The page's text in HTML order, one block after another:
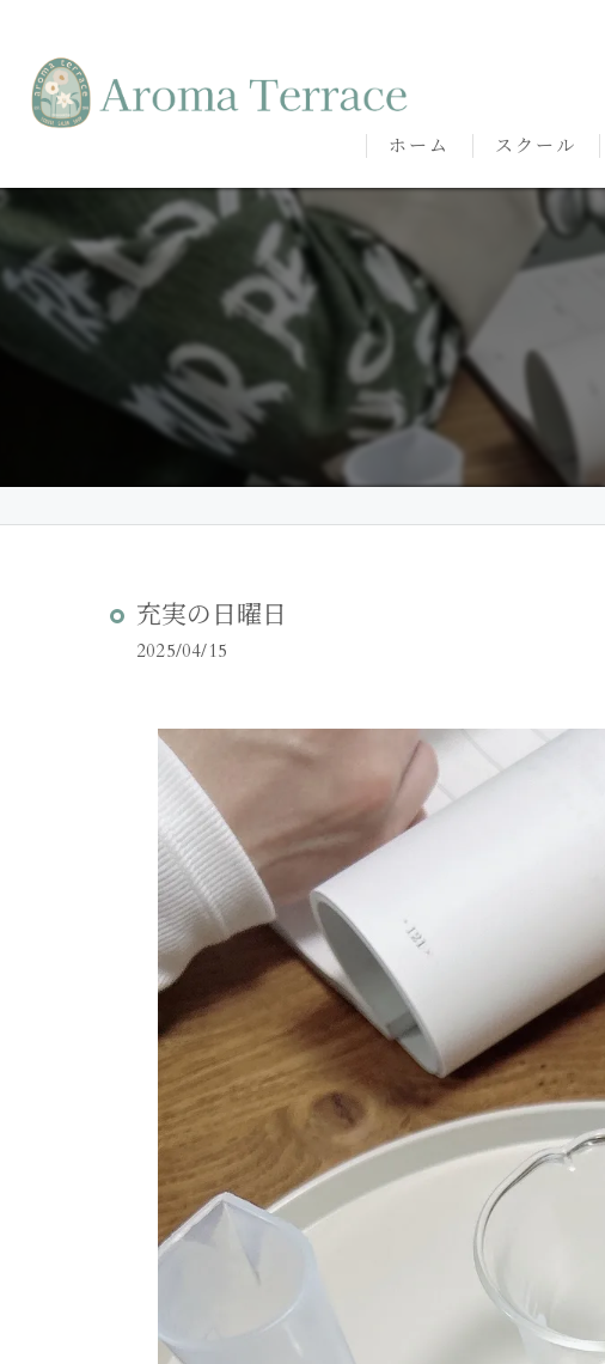
ホーム スクール
熊本本校の特徴
熊本みゆき校
代表挨拶
講師紹介
卒講生の声
充実の日曜日
2025/04/15